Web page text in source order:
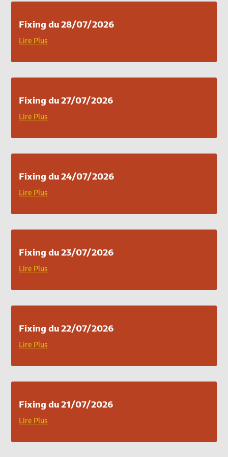
Fixing du 28/07/2026
Lire Plus
Fixing du 27/07/2026
Lire Plus
Fixing du 24/07/2026
Lire Plus
Fixing du 23/07/2026
Lire Plus
Fixing du 22/07/2026
Lire Plus
Fixing du 21/07/2026
Lire Plus